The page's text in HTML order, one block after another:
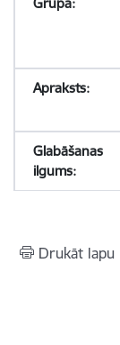
Drukāt lapu